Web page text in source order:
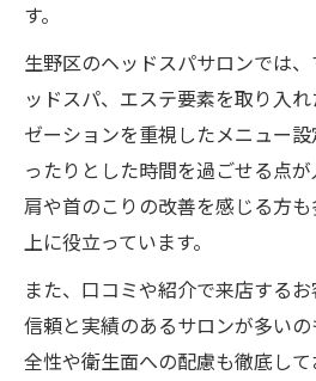
び方
ヘッドスパ選びで重視
ョン要素
自分に合うヘッドス
極め方
ヘッドスパの安全性を
は
口コミで探すヘッドス
ヘッドスパ体験で失敗
す。
生野区のヘッドスパサロンでは
ッドスパ、エステ要素を取り入
ゼーションを重視したメニュー
ったりとした時間を過ごせる点
肩や首のこりの改善を感じる方
上に役立っています。
また、口コミや紹介で来店するお
信頼と実績のあるサロンが多い
全性や衛生面への配慮も徹底し